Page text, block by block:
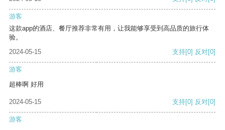
游客
这款app的酒店、餐厅推荐非常有用，让我能够享受到高品质的旅行体
验。
2024-05-15
支持[0] 反对[0]
游客
超棒啊 好用
2024-05-15 支持[0] 反对[0]
游客